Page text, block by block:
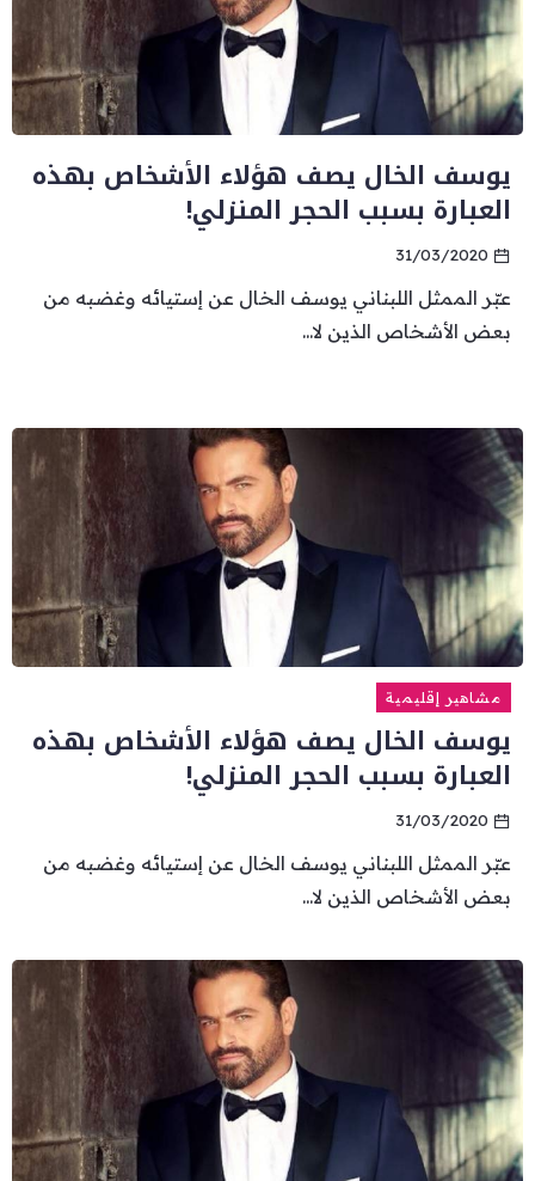
يوسف الخال يصف هؤلاء الأشخاص بهذه
العبارة بسبب الحجر المنزلي!
31/03/2020
عبّر الممثل اللبناني يوسف الخال عن إستيائه وغضبه من
بعض الأشخاص الذين لا...
مشاهير إقليمية
يوسف الخال يصف هؤلاء الأشخاص بهذه
العبارة بسبب الحجر المنزلي!
31/03/2020
عبّر الممثل اللبناني يوسف الخال عن إستيائه وغضبه من
بعض الأشخاص الذين لا...